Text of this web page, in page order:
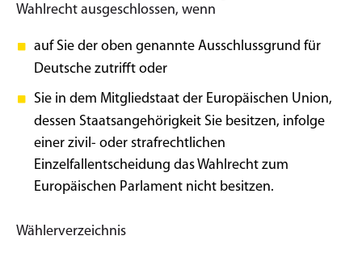
Wahlrecht ausgeschlossen, wenn
auf Sie der oben genannte Ausschlussgrund für
Deutsche zutrifft oder
Sie in dem Mitgliedstaat der Europäischen Union,
dessen Staatsangehörigkeit Sie besitzen, infolge
einer zivil- oder strafrechtlichen
Einzelfallentscheidung das Wahlrecht zum
Europäischen Parlament nicht besitzen.
Wählerverzeichnis